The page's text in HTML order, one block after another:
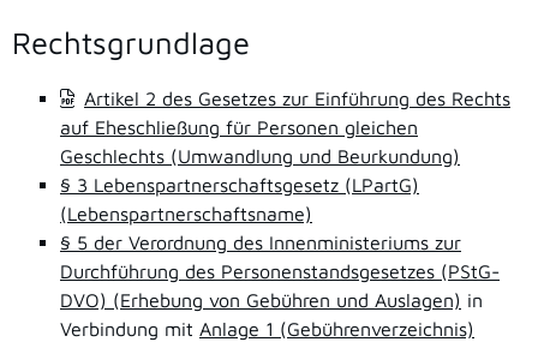
Rechtsgrundlage
Artikel 2 des Gesetzes zur Einführung des Rechts
auf Eheschließung für Personen gleichen
Geschlechts (Umwandlung und Beurkundung)
§ 3 Lebenspartnerschaftsgesetz (LPartG)
(Lebenspartnerschaftsname)
§ 5 der Verordnung des Innenministeriums zur
Durchführung des Personenstandsgesetzes (PStG-
DVO) (Erhebung von Gebühren und Auslagen) in
Verbindung mit Anlage 1 (Gebührenverzeichnis)